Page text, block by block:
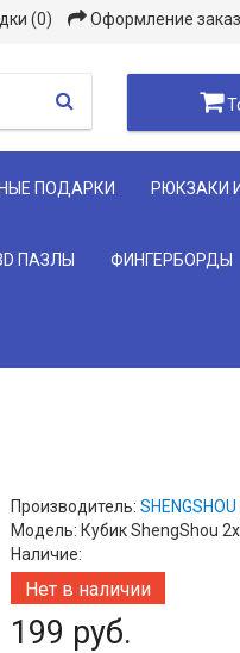
(0) Оформление
ПОДАРКИ РЮКЗАКИ И
ПАЗЛЫ ФИНГЕРБОРДЫ
Производитель:
Модель: Кубик ShengShou
Наличие:
Нет в наличии
199 руб.